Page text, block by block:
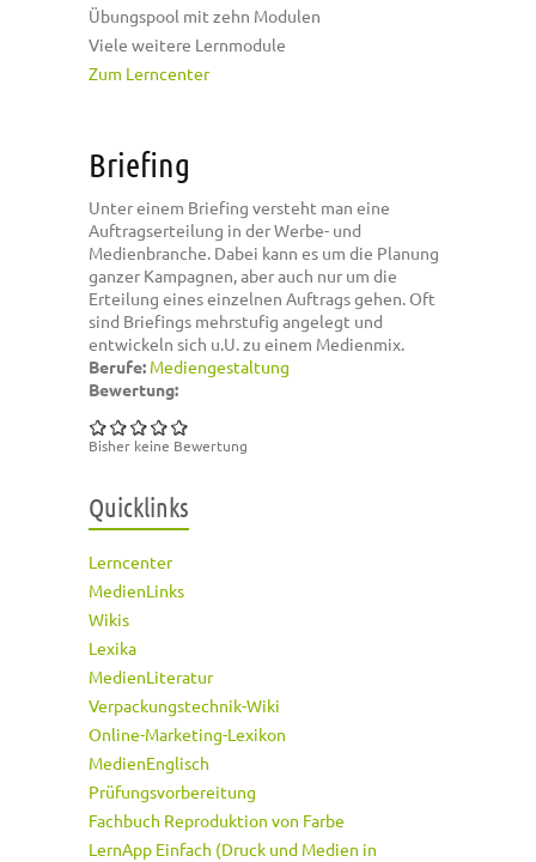
Übungspool mit zehn Modulen
Viele weitere Lernmodule
Zum Lerncenter
Briefing
Unter einem Briefing versteht man eine
Auftragserteilung in der Werbe- und
Medienbranche. Dabei kann es um die Planung
ganzer Kampagnen, aber auch nur um die
Erteilung eines einzelnen Auftrags gehen. Oft
sind Briefings mehrstufig angelegt und
entwickeln sich u.U. zu einem Medienmix.
Berufe: Mediengestaltung
Bewertung:
Bisher keine Bewertung
Quicklinks
Lerncenter
MedienLinks
Wikis
Lexika
MedienLiteratur
Verpackungstechnik-Wiki
Online-Marketing-Lexikon
MedienEnglisch
Prüfungsvorbereitung
Fachbuch Reproduktion von Farbe
LernApp Einfach (Druck und Medien in